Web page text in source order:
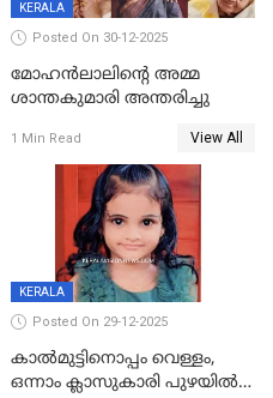
KERALA
Posted On 30-12-2025
മോഹന്‍ലാലിന്‍റെ അമ്മ
ശാന്തകുമാരി അന്തരിച്ചു
1 Min Read View All
KERALA
Posted On 29-12-2025
കാൽമുട്ടിനൊപ്പം വെള്ളം,
ഒന്നാം ക്ലാസുകാരി പുഴയിൽ